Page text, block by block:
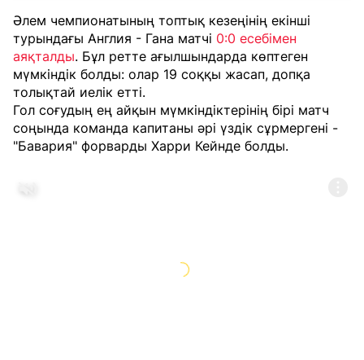
Әлем чемпионатының топтық кезеңінің екінші
турындағы Англия - Гана матчі 0:0 есебімен
аяқталды. Бұл ретте ағылшындарда көптеген
мүмкіндік болды: олар 19 соққы жасап, допқа
толықтай иелік етті.
Гол соғудың ең айқын мүмкіндіктерінің бірі матч
соңында команда капитаны әрі үздік сұрмергені -
"Бавария" форварды Харри Кейнде болды.